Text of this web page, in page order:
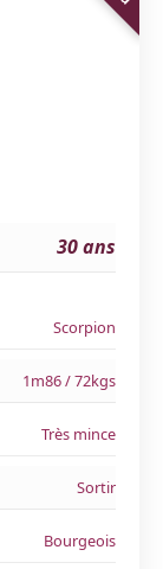
30 ans
Scorpion
1m86 / 72kgs
Très mince
Sortir
Bourgeois